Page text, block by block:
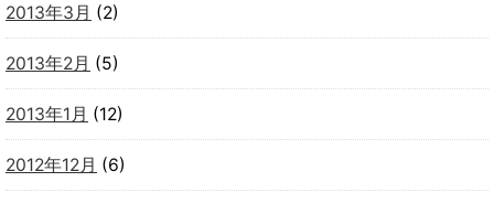
2013年3月 (2)
2013年2月 (5)
2013年1月 (12)
2012年12月 (6)